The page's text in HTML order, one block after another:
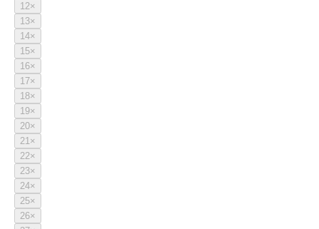
12×
13×
14×
15×
16×
17×
18×
19×
20×
21×
22×
23×
24×
25×
26×